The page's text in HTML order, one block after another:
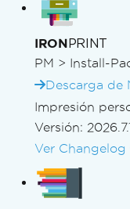
IRONPRINT
PM > Install-
Descarga de
Impresión
Versión:
Ver Changelog